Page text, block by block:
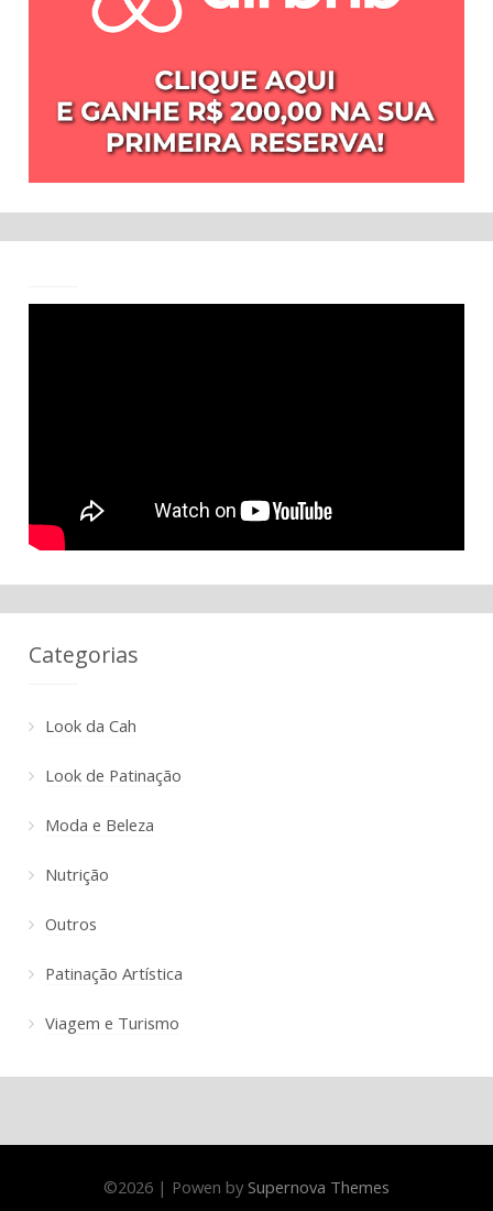
Categorias
Look da Cah
Look de Patinação
Moda e Beleza
Nutrição
Outros
Patinação Artística
Viagem e Turismo
©2026 | Powen by Supernova Themes